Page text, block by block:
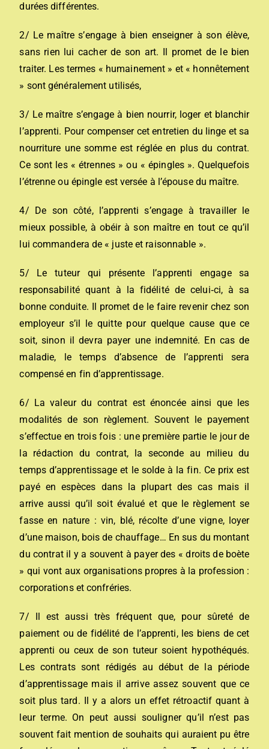
durées différentes.
2/ Le maître s’engage à bien enseigner à son élève,
sans rien lui cacher de son art. Il promet de le bien
traiter. Les termes « humainement » et « honnêtement
» sont généralement utilisés,
3/ Le maître s’engage à bien nourrir, loger et blanchir
l’apprenti. Pour compenser cet entretien du linge et sa
nourriture une somme est réglée en plus du contrat.
Ce sont les « étrennes » ou « épingles ». Quelquefois
l’étrenne ou épingle est versée à l’épouse du maître.
4/ De son côté, l’apprenti s’engage à travailler le
mieux possible, à obéir à son maître en tout ce qu’il
lui commandera de « juste et raisonnable ».
5/ Le tuteur qui présente l’apprenti engage sa
responsabilité quant à la fidélité de celui‐ci, à sa
bonne conduite. Il promet de le faire revenir chez son
employeur s’il le quitte pour quelque cause que ce
soit, sinon il devra payer une indemnité. En cas de
maladie, le temps d’absence de l’apprenti sera
compensé en fin d’apprentissage.
6/ La valeur du contrat est énoncée ainsi que les
modalités de son règlement. Souvent le payement
s’effectue en trois fois : une première partie le jour de
la rédaction du contrat, la seconde au milieu du
temps d’apprentissage et le solde à la fin. Ce prix est
payé en espèces dans la plupart des cas mais il
arrive aussi qu’il soit évalué et que le règlement se
fasse en nature : vin, blé, récolte d’une vigne, loyer
d’une maison, bois de chauffage… En sus du montant
du contrat il y a souvent à payer des « droits de boète
» qui vont aux organisations propres à la profession :
corporations et confréries.
7/ Il est aussi très fréquent que, pour sûreté de
paiement ou de fidélité de l’apprenti, les biens de cet
apprenti ou ceux de son tuteur soient hypothéqués.
Les contrats sont rédigés au début de la période
d’apprentissage mais il arrive assez souvent que ce
soit plus tard. Il y a alors un effet rétroactif quant à
leur terme. On peut aussi souligner qu’il n’est pas
souvent fait mention de souhaits qui auraient pu être